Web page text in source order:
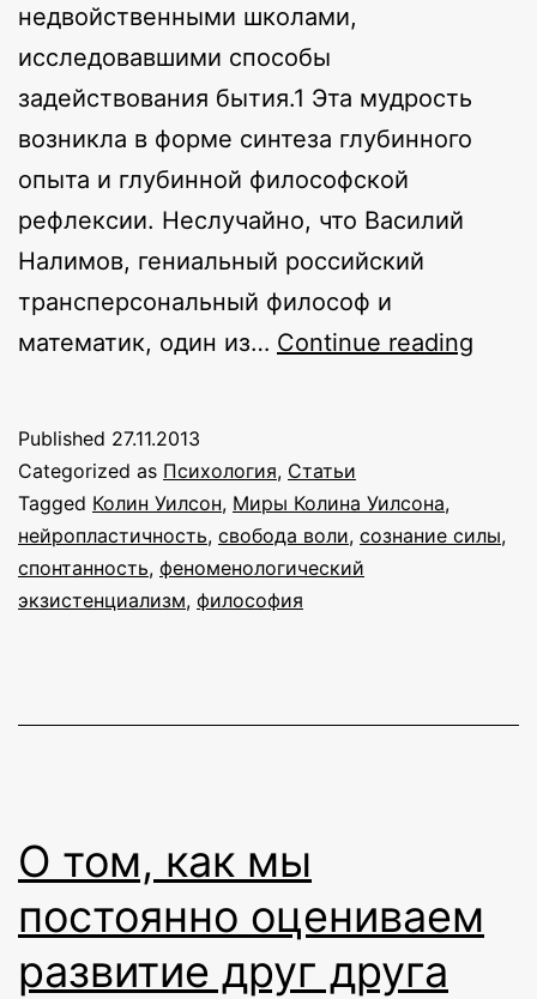
недвойственными школами,
исследовавшими способы
задействования бытия.1 Эта мудрость
возникла в форме синтеза глубинного
опыта и глубинной философской
рефлексии. Неслучайно, что Василий
Налимов, гениальный российский
трансперсональный философ и
математик, один из… Continue reading
Published 27.11.2013
Categorized as Психология, Статьи
Tagged Колин Уилсон, Миры Колина Уилсона,
нейропластичность, свобода воли, сознание силы,
спонтанность, феноменологический
экзистенциализм, философия
О том, как мы
постоянно оцениваем
развитие друг друга